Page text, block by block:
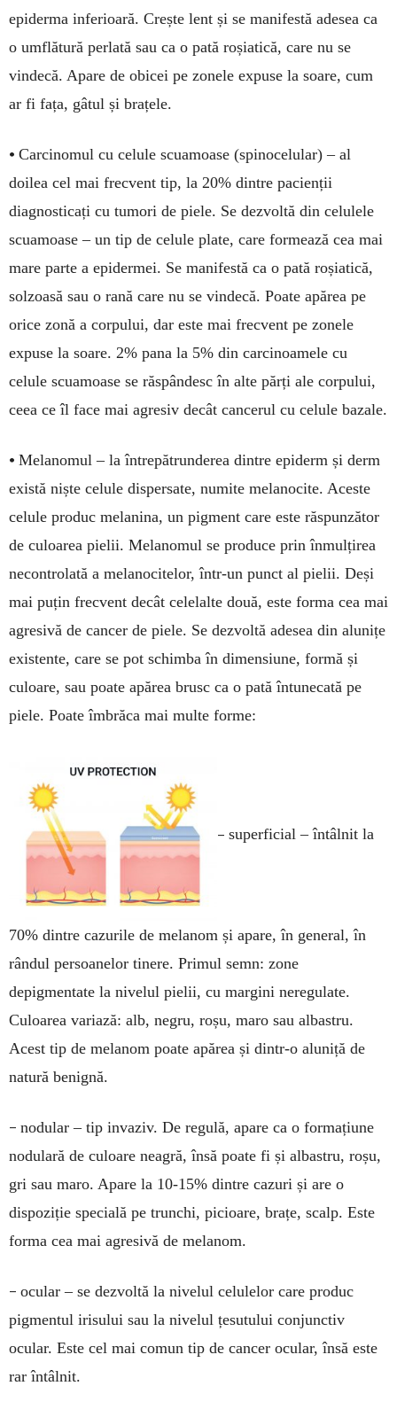
epiderma inferioară. Crește lent și se manifestă adesea ca
o umflătură perlată sau ca o pată roșiatică, care nu se
vindecă. Apare de obicei pe zonele expuse la soare, cum
ar fi fața, gâtul și brațele.
• Carcinomul cu celule scuamoase (spinocelular) – al
doilea cel mai frecvent tip, la 20% dintre pacienții
diagnosticați cu tumori de piele. Se dezvoltă din celulele
scuamoase – un tip de celule plate, care formează cea mai
mare parte a epidermei. Se manifestă ca o pată roșiatică,
solzoasă sau o rană care nu se vindecă. Poate apărea pe
orice zonă a corpului, dar este mai frecvent pe zonele
expuse la soare. 2% pana la 5% din carcinoamele cu
celule scuamoase se răspândesc în alte părți ale corpului,
ceea ce îl face mai agresiv decât cancerul cu celule bazale.
• Melanomul – la întrepătrunderea dintre epiderm și derm
există niște celule dispersate, numite melanocite. Aceste
celule produc melanina, un pigment care este răspunzător
de culoarea pielii. Melanomul se produce prin înmulțirea
necontrolată a melanocitelor, într-un punct al pielii. Deși
mai puțin frecvent decât celelalte două, este forma cea mai
agresivă de cancer de piele. Se dezvoltă adesea din alunițe
existente, care se pot schimba în dimensiune, formă și
culoare, sau poate apărea brusc ca o pată întunecată pe
piele. Poate îmbrăca mai multe forme:
– superficial – întâlnit la
70% dintre cazurile de melanom și apare, în general, în
rândul persoanelor tinere. Primul semn: zone
depigmentate la nivelul pielii, cu margini neregulate.
Culoarea variază: alb, negru, roșu, maro sau albastru.
Acest tip de melanom poate apărea și dintr-o aluniță de
natură benignă.
– nodular – tip invaziv. De regulă, apare ca o formațiune
nodulară de culoare neagră, însă poate fi și albastru, roșu,
gri sau maro. Apare la 10-15% dintre cazuri și are o
dispoziție specială pe trunchi, picioare, brațe, scalp. Este
forma cea mai agresivă de melanom.
– ocular – se dezvoltă la nivelul celulelor care produc
pigmentul irisului sau la nivelul țesutului conjunctiv
ocular. Este cel mai comun tip de cancer ocular, însă este
rar întâlnit.